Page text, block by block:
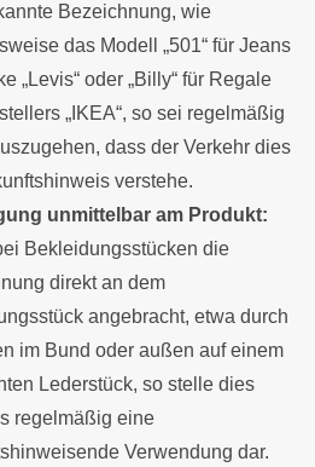
Bezeichnung, wie
das Modell „501“ für Jeans
„Levis“ oder „Billy“ für Regale
„IKEA“, so sei regelmäßig
dass der Verkehr dies
verstehe.
unmittelbar am Produkt:
Bekleidungsstücken die
direkt an dem
angebracht, etwa durch
im Bund oder außen auf einem
Lederstück, so stelle dies
regelmäßig eine
Verwendung dar.